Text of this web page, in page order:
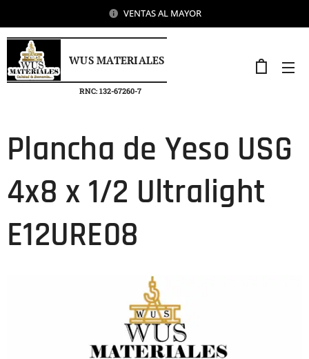
VENTAS AL MAYOR
WUS MATERIALES
RNC: 132-67260-7
Plancha de Yeso USG
4x8 x 1/2 Ultralight
E12URE08